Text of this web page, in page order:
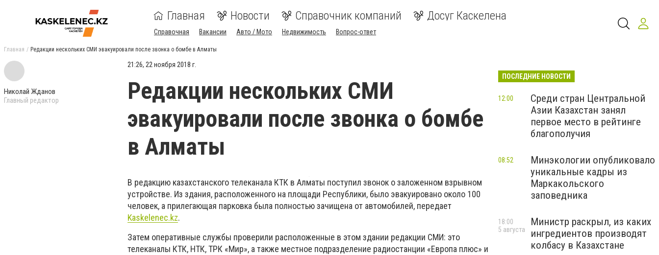
Главная Новости Справочник компаний Досуг Каскелена
Справочная Вакансии Авто / Мото Недвижимость Вопрос-ответ
Главная Редакции нескольких СМИ эвакуировали после звонка о бомбе в Алматы
Николай Жданов
Главный редактор
21:26, 22 ноября 2018 г.
Редакции нескольких СМИ
эвакуировали после звонка о бомбе
в Алматы
В редакцию казахстанского телеканала КТК в Алматы поступил звонок о заложенном взрывном
устройстве. Из здания, расположенного на площади Республики, было эвакуировано около 100
человек, а прилегающая парковка была полностью зачищена от автомобилей, передает
Kaskelenec.kz.
Затем оперативные службы проверили расположенные в этом здании редакции СМИ: это
телеканалы КТК, НТК, ТРК «Мир», а также местное подразделение радиостанции «Европа плюс» и
ПОСЛЕДНИЕ НОВОСТИ
Среди стран Центральной
Азии Казахстан занял
первое место в рейтинге
благополучия
12:00
Минэкологии опубликовало
уникальные кадры из
Маркакольского
заповедника
08:52
Министр раскрыл, из каких
ингредиентов производят
колбасу в Казахстане
18:00
5 августа